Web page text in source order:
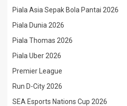
Piala Asia Sepak Bola Pantai 2026
Piala Dunia 2026
Piala Thomas 2026
Piala Uber 2026
Premier League
Run D-City 2026
SEA Esports Nations Cup 2026